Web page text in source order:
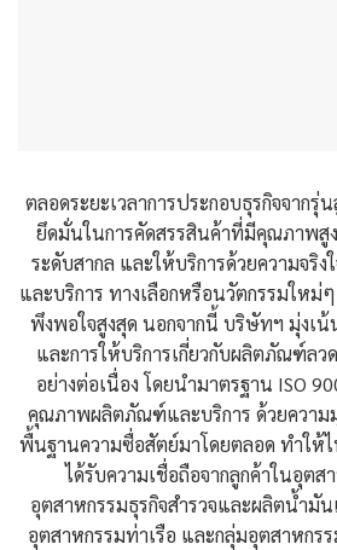
ตลอดระยะเวลาการประกอบธุรกิจจาก
ยึดมั่นในการคัดสรรสินค้าที่มีคุณภาพสู
ระดับสากล และให้บริการด้วยความจริง
และบริการ ทางเลือกหรือนวัตกรรมใหม่
พึงพอใจสูงสุด นอกจากนี้ บริษัทฯ มุ่งเ
และการให้บริการเกี่ยวกับผลิตภัณฑ์ล
อย่างต่อเนื่อง โดยนำมาตรฐาน ISO
คุณภาพผลิตภัณฑ์และบริการ ด้วยความ
พื้นฐานความซื่อสัตย์มาโดยตลอด ทำให้
ได้รับความเชื่อถือจากลูกค้าในอุตส
อุตสาหกรรมธุรกิจสำรวจและผลิตน้ำมั
อุตสาหกรรมท่าเรือ และกลุ่มอุตสาหกร